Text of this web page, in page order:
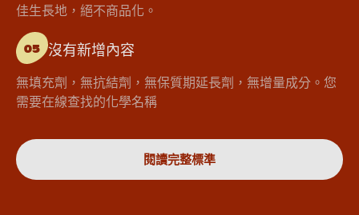
佳生長地，絕不商品化。
05 沒有新增內容
無填充劑，無抗結劑，無保質期延長劑，無增量成分。您
需要在線查找的化學名稱
閱讀完整標準